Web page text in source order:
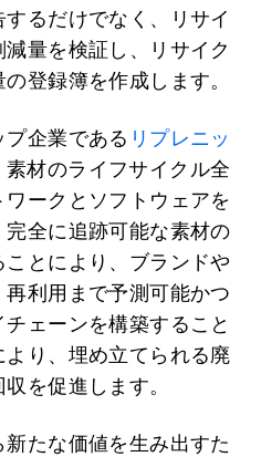
るだけでなく、リサイ
量を検証し、リサイク
登録簿を作成します。
企業である リプレニッ
素材のライフサイクル全
ークとソフトウェアを
全に追跡可能な素材の
とにより、ブランドや
利用まで予測可能かつ
ェーンを構築すること
り、埋め立てられる廃
を促進します。
たな価値を生み出すた